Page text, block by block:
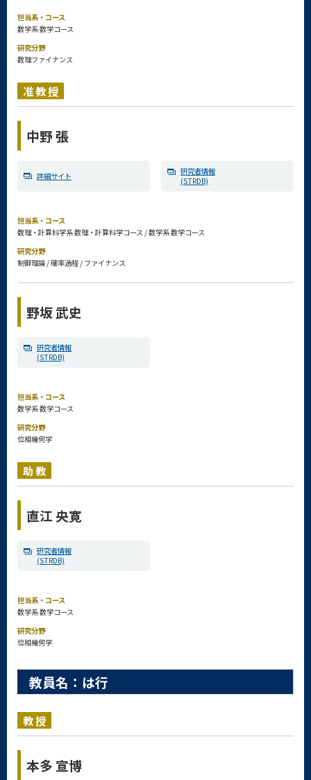
担当系・コース
数学系 数学コース
研究分野
数理ファイナンス
准教授
中野 張
詳細サイト
研究者情報
(STRDB)
担当系・コース
数理・計算科学系 数理・計算科学コース / 数学系 数学コース
研究分野
制御理論 / 確率過程 / ファイナンス
野坂 武史
研究者情報
(STRDB)
担当系・コース
数学系 数学コース
研究分野
位相幾何学
助教
直江 央寛
研究者情報
(STRDB)
担当系・コース
数学系 数学コース
研究分野
位相幾何学
教員名：は行
教授
本多 宣博